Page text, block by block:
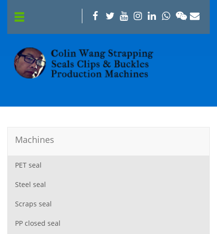
Machines
PET seal
Steel seal
Scraps seal
PP closed seal